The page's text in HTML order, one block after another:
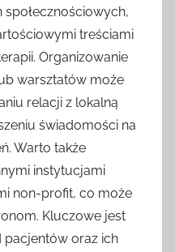
treściami
Organizowanie
warsztatów może
relacji z lokalną
świadomości na
Warto także
instytucjami
non-profit, co może
Kluczowe jest
pacjentów oraz ich